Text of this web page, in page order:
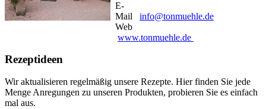
E-
Mail
info@tonmuehle.de
Web
www.tonmuehle.de
Rezeptideen
Wir aktualisieren regelmäßig unsere Rezepte. Hier finden Sie jede
Menge Anregungen zu unseren Produkten, probieren Sie es einfach
mal aus.